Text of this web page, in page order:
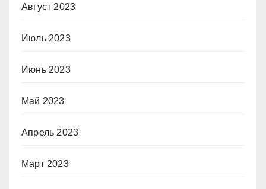
Август 2023
Июль 2023
Июнь 2023
Май 2023
Апрель 2023
Март 2023